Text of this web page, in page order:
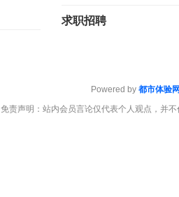
求职招聘
Powered by 都市体验
免责声明：站内会员言论仅代表个人观点，并